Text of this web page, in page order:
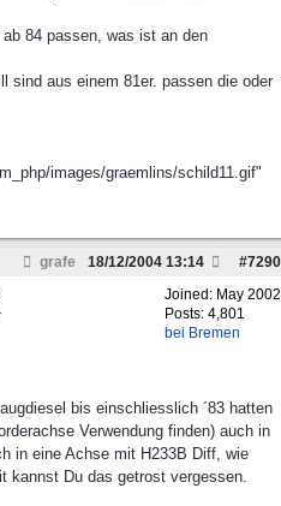
84 passen, was ist an den
sind aus einem 81er. passen die oder
images/graemlins/schild11.gif"
grafe #7290
18/12/2004 13:14
Joined: May 2002
Posts: 4,801
bei Bremen
bis einschliesslich ´83 hatten
Verwendung finden) auch in
in eine Achse mit H233B Diff, wie
kannst Du das getrost vergessen.